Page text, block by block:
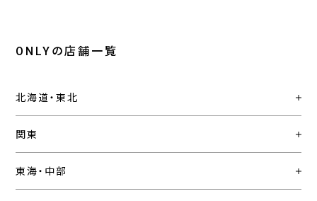
ONLYの店舗一覧
北海道・東北
関東
東海・中部